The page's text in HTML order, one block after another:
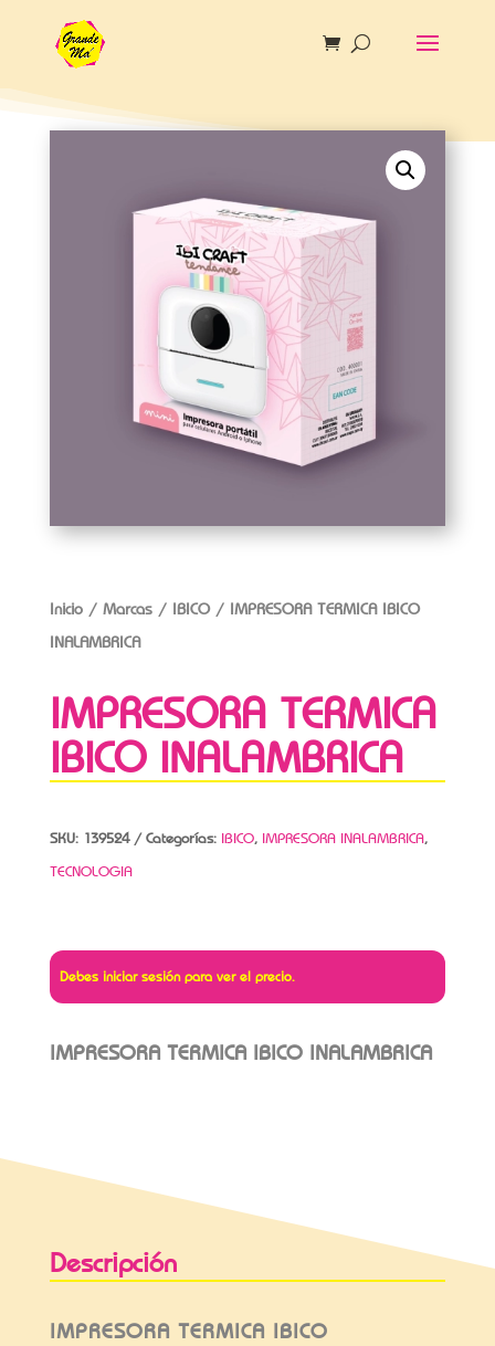
Inicio/ Marcas/ IBICO/ IMPRESORA TERMICA IBICO
INALAMBRICA
IMPRESORA TERMICA
IBICO INALAMBRICA
SKU: 139524 Categorías: IBICO, IMPRESORA INALAMBRICA,
TECNOLOGIA
Debes iniciar sesión para ver el precio.
IMPRESORA TERMICA IBICO INALAMBRICA
Descripción
IMPRESORA TERMICA IBICO